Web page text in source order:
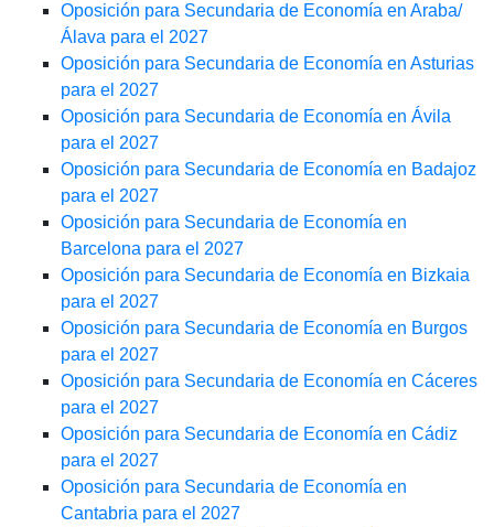
Oposición para Secundaria de Economía en Araba/
Álava para el 2027
Oposición para Secundaria de Economía en Asturias
para el 2027
Oposición para Secundaria de Economía en Ávila
para el 2027
Oposición para Secundaria de Economía en Badajoz
para el 2027
Oposición para Secundaria de Economía en
Barcelona para el 2027
Oposición para Secundaria de Economía en Bizkaia
para el 2027
Oposición para Secundaria de Economía en Burgos
para el 2027
Oposición para Secundaria de Economía en Cáceres
para el 2027
Oposición para Secundaria de Economía en Cádiz
para el 2027
Oposición para Secundaria de Economía en
Cantabria para el 2027